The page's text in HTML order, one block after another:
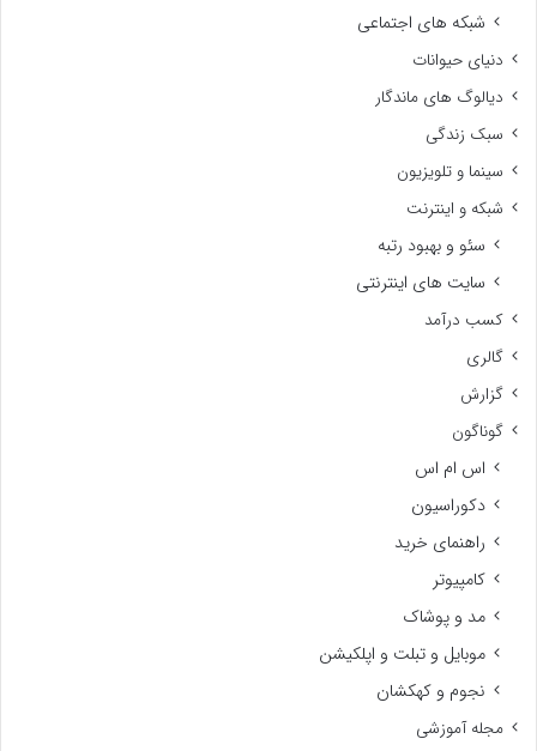
شبکه های اجتماعی
دنیای حیوانات
دیالوگ های ماندگار
سبک زندگی
سینما و تلویزیون
شبکه و اینترنت
سئو و بهبود رتبه
سایت های اینترنتی
کسب درآمد
گالری
گزارش
گوناگون
اس ام اس
دکوراسیون
راهنمای خرید
کامپیوتر
مد و پوشاک
موبایل و تبلت و اپلکیشن
نجوم و کهکشان
مجله آموزشی